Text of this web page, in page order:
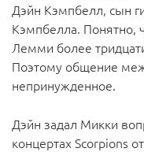
Дэйн Кэмпбелл, сын
Кэмпбелла. Понятно,
Лемми более
Поэтому общение
непринужденное.
Дэйн задал Микки
концертах Scorpions